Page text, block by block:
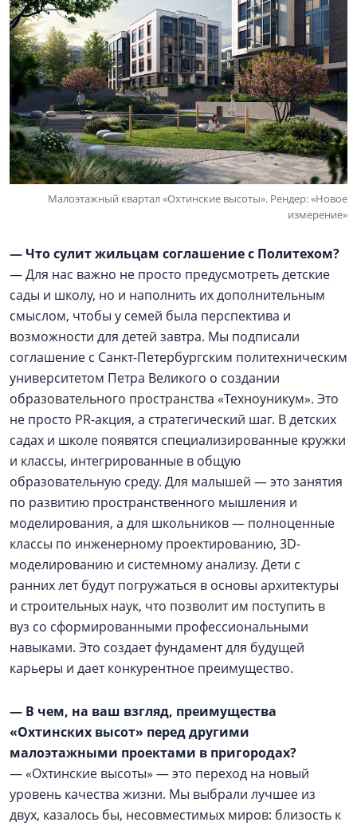
Малоэтажный квартал «Охтинские высоты». Рендер: «Новое
измерение»
— Что сулит жильцам соглашение с Политехом?
— Для нас важно не просто предусмотреть детские
сады и школу, но и наполнить их дополнительным
смыслом, чтобы у семей была перспектива и
возможности для детей завтра. Мы подписали
соглашение с Санкт-Петербургским политехническим
университетом Петра Великого о создании
образовательного пространства «Техноуникум». Это
не просто PR-акция, а стратегический шаг. В детских
садах и школе появятся специализированные кружки
и классы, интегрированные в общую
образовательную среду. Для малышей — это занятия
по развитию пространственного мышления и
моделирования, а для школьников — полноценные
классы по инженерному проектированию, 3D-
моделированию и системному анализу. Дети с
ранних лет будут погружаться в основы архитектуры
и строительных наук, что позволит им поступить в
вуз со сформированными профессиональными
навыками. Это создает фундамент для будущей
карьеры и дает конкурентное преимущество.
— В чем, на ваш взгляд, преимущества
«Охтинских высот» перед другими
малоэтажными проектами в пригородах?
— «Охтинские высоты» — это переход на новый
уровень качества жизни. Мы выбрали лучшее из
двух, казалось бы, несовместимых миров: близость к